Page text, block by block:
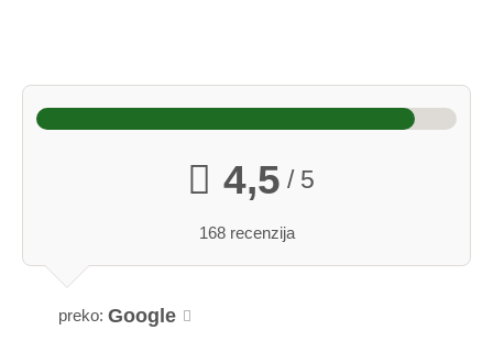
4,5 / 5
168 recenzija
preko: Google